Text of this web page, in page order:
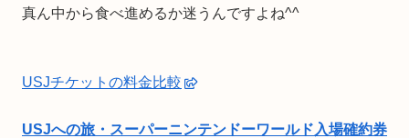
真ん中から食べ進めるか迷うんですよね^^
USJチケットの料金比較
USJへの旅・スーパーニンテンドーワールド入場確約券